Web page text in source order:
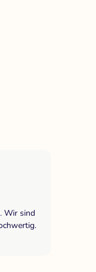
Wir sind